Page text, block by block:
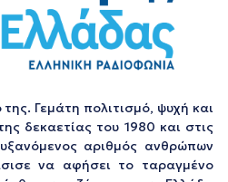
Γεμάτη πολιτισμό, ψυχή και
δεκαετίας του 1980 και στις
αριθμός ανθρώπων
να αφήσει το ταραγμένο